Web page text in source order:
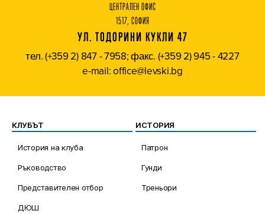
ЦЕНТРАЛЕН ОФИС
1517, СОФИЯ
УЛ. ТОДОРИНИ КУКЛИ 47
тел. (+359 2) 847 - 7958; факс. (+359 2) 945 - 4227
e-mail: office@levski.bg
КЛУБЪТ
История на клуба
Ръководство
Представителен отбор
ДЮШ
ИСТОРИЯ
Патрон
Гунди
Треньори